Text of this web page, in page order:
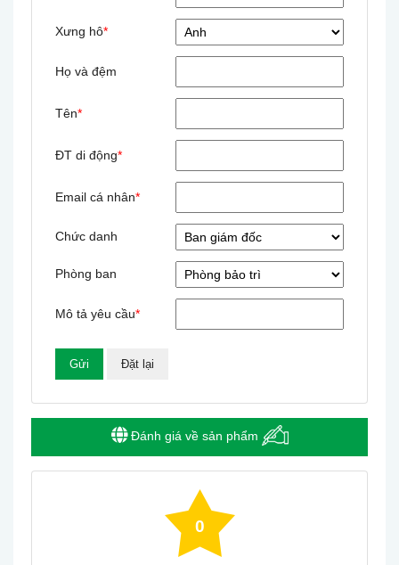
Xưng hô*
Họ và đệm
Tên*
ĐT di động*
Email cá nhân*
Chức danh
Phòng ban
Mô tả yêu cầu*
Đánh giá về sản phẩm
0